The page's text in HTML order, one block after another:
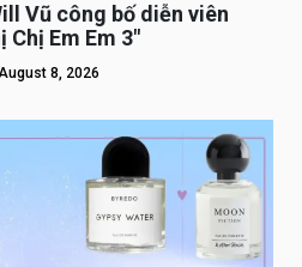
Vũ công bố diễn viên
Em Em 3″
8, 2026